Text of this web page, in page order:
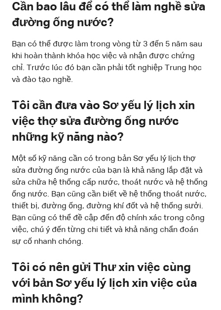
Cần bao lâu để có thể làm nghề sửa
đường ống nước?
Bạn có thể được làm trong vòng từ 3 đến 5 năm sau
khi hoàn thành khóa học việc và nhận được chứng
chỉ. Trước lúc đó bạn cần phải tốt nghiệp Trung học
và đào tạo nghề.
Tôi cần đưa vào Sơ yếu lý lịch xin
việc thợ sửa đường ống nước
những kỹ năng nào?
Một số kỹ năng cần có trong bản Sơ yếu lý lịch thợ
sửa đường ống nước của bạn là khả năng lắp đặt và
sửa chữa hệ thống cấp nước, thoát nước và hệ thống
ống nước. Bạn cũng cần biết về hệ thống thoát nước,
thiết bị, đường ống, đường khí đốt và hệ thống sưởi.
Bạn cũng có thể đề cập đến độ chính xác trong công
việc, chú ý đến từng chi tiết và khả năng chẩn đoán
sự cố nhanh chóng.
Tôi có nên gửi Thư xin việc cùng
với bản Sơ yếu lý lịch xin việc của
mình không?